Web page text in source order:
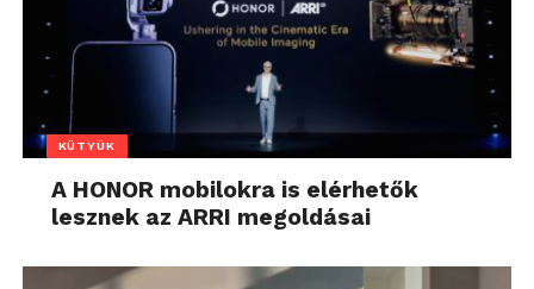
KÜTYÜK
A HONOR mobilokra is elérhetők
lesznek az ARRI megoldásai